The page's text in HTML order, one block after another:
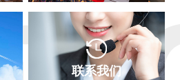
联系我们